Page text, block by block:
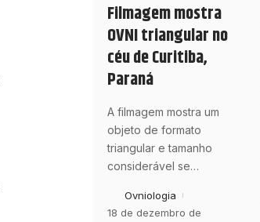
Filmagem mostra
OVNI triangular no
céu de Curitiba,
Paraná
A filmagem mostra um
objeto de formato
triangular e tamanho
considerável se…
Ovniologia
18 de dezembro de